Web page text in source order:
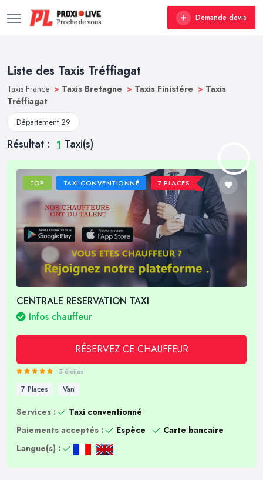
Demande devis
Liste des Taxis Tréffiagat
Taxis France > Taxis Bretagne > Taxis Finistére > Taxis
Tréffiagat
Département 29
Résultat : 1 Taxi(s)
TOP TAXI CONVENTIONNÉ 7 PLACES
CENTRALE RESERVATION TAXI
Infos chauffeur
RÉSERVEZ CE CHAUFFEUR
5 étoiles
7 Places Van
Services :
Taxi conventionné
Paiements acceptés :
Espèce
Carte bancaire
Langue(s) :